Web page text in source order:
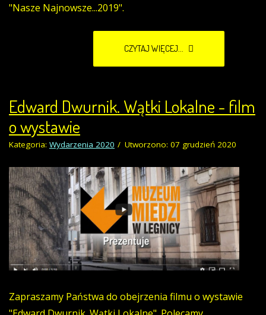
"Nasze Najnowsze...2019".
CZYTAJ WIĘCEJ...
Edward Dwurnik. Wątki Lokalne - film
o wystawie
Kategoria: Wydarzenia 2020 Utworzono: 07 grudzień 2020
Zapraszamy Państwa do obejrzenia filmu o wystawie